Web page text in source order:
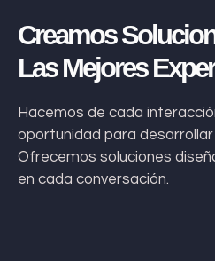
Creamos
Las Mejores
Hacemos de cada
oportunidad para
Ofrecemos soluciones
en cada conversación.